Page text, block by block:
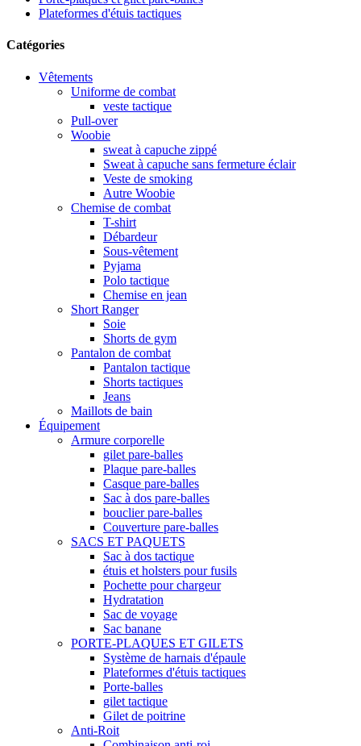
Plateformes d'étuis tactiques
Catégories
Vêtements
Uniforme de combat
veste tactique
Pull-over
Woobie
sweat à capuche zippé
Sweat à capuche sans fermeture éclair
Veste de smoking
Autre Woobie
Chemise de combat
T-shirt
Débardeur
Sous-vêtement
Pyjama
Polo tactique
Chemise en jean
Short Ranger
Soie
Shorts de gym
Pantalon de combat
Pantalon tactique
Shorts tactiques
Jeans
Maillots de bain
Équipement
Armure corporelle
gilet pare-balles
Plaque pare-balles
Casque pare-balles
Sac à dos pare-balles
bouclier pare-balles
Couverture pare-balles
SACS ET PAQUETS
Sac à dos tactique
étuis et holsters pour fusils
Pochette pour chargeur
Hydratation
Sac de voyage
Sac banane
PORTE-PLAQUES ET GILETS
Système de harnais d'épaule
Plateformes d'étuis tactiques
Porte-balles
gilet tactique
Gilet de poitrine
Anti-Roit